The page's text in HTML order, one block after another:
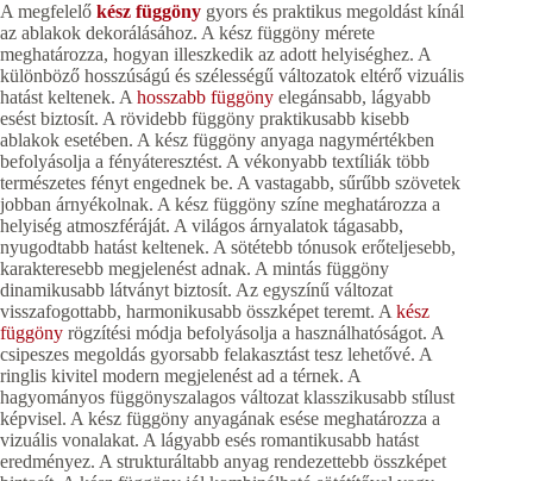
A megfelelő kész függöny gyors és praktikus megoldást kínál
az ablakok dekorálásához. A kész függöny mérete
meghatározza, hogyan illeszkedik az adott helyiséghez. A
különböző hosszúságú és szélességű változatok eltérő vizuális
hatást keltenek. Ahosszabb függöny elegánsabb, lágyabb
esést biztosít. A rövidebb függöny praktikusabb kisebb
ablakok esetében. A kész függöny anyaga nagymértékben
befolyásolja a fényáteresztést. A vékonyabb textíliák több
természetes fényt engednek be. A vastagabb, sűrűbb szövetek
jobban árnyékolnak. A kész függöny színe meghatározza a
helyiség atmoszféráját. A világos árnyalatok tágasabb,
nyugodtabb hatást keltenek. A sötétebb tónusok erőteljesebb,
karakteresebb megjelenést adnak. A mintás függöny
dinamikusabb látványt biztosít. Az egyszínű változat
visszafogottabb, harmonikusabb összképet teremt. Akész
függöny rögzítési módja befolyásolja a használhatóságot. A
csipeszes megoldás gyorsabb felakasztást tesz lehetővé. A
ringlis kivitel modern megjelenést ad a térnek. A
hagyományos függönyszalagos változat klasszikusabb stílust
képvisel. A kész függöny anyagának esése meghatározza a
vizuális vonalakat. A lágyabb esés romantikusabb hatást
eredményez. A strukturáltabb anyag rendezettebb összképet